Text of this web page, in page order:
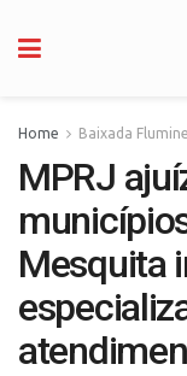
Home Baixada
MPRJ
Mesquita